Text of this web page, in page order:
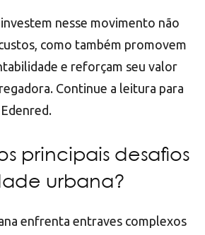
nesse movimento não
como também promovem
e reforçam seu valor
Continue a leitura para
principais desafios
urbana?
enfrenta entraves complexos